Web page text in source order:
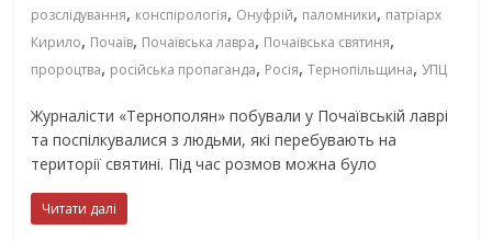
розслідування, конспірологія, Онуфрій, паломники, патріарх
Кирило, Почаїв, Почаївська лавра, Почаївська святиня,
пророцтва, російська пропаганда, Росія,Тернопільщина, УПЦ
Журналісти «Тернополян» побували у Почаївській лаврі
та поспілкувалися з людьми, які перебувають на
території святині. Під час розмов можна було
Читати далі